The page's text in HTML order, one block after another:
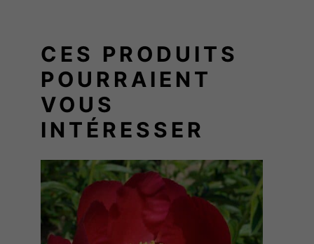
E
H
I
E
F
CES PRODUITS
POURRAIENT
VOUS
INTÉRESSER